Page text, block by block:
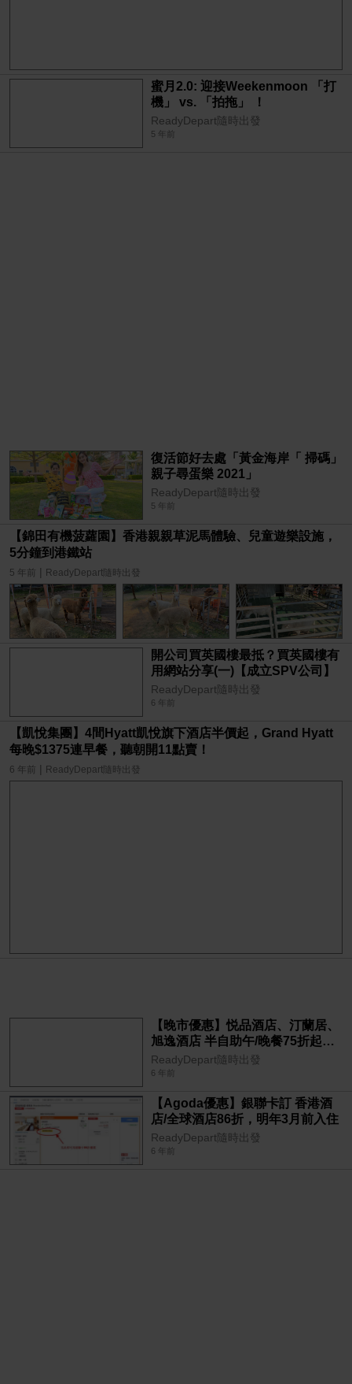
蜜月2.0: 迎接Weekenmoon 「打
機」 vs. 「拍拖」 ！
ReadyDepart隨時出發
5 年前
復活節好去處「黃金海岸「 掃碼」
親子尋蛋樂 2021」
ReadyDepart隨時出發
5 年前
【錦田有機菠蘿園】香港親親草泥馬體驗、兒童遊樂設施，
5分鐘到港鐵站
5 年前 | ReadyDepart隨時出發
開公司買英國樓最抵？買英國樓有
用網站分享(一)【成立SPV公司】
ReadyDepart隨時出發
6 年前
【凱悅集團】4間Hyatt凱悅旗下酒店半價起，Grand Hyatt
每晚$1375連早餐，聽朝開11點賣！
6 年前 | ReadyDepart隨時出發
【晚市優惠】悦品酒店、汀蘭居、
旭逸酒店 半自助午/晚餐75折起，
今日起開始
ReadyDepart隨時出發
6 年前
【Agoda優惠】銀聯卡訂 香港酒
店/全球酒店86折，明年3月前入住
ReadyDepart隨時出發
6 年前